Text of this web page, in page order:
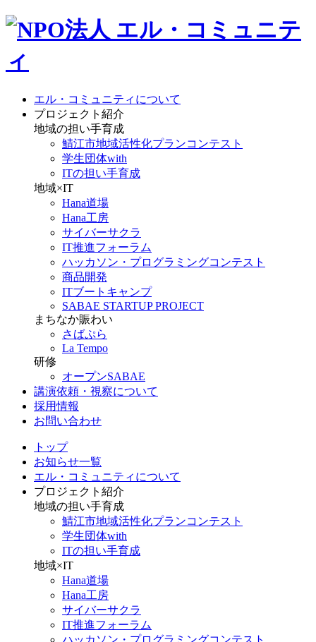
エル・コミュニティについて
プロジェクト紹介
地域の担い手育成
鯖江市地域活性化プランコンテスト
学生団体with
ITの担い手育成
地域×IT
Hana道場
Hana工房
サイバーサクラ
IT推進フォーラム
ハッカソン・プログラミングコンテスト
商品開発
ITブートキャンプ
SABAE STARTUP PROJECT
まちなか賑わい
さばぷら
La Tempo
研修
オープンSABAE
講演依頼・視察について
採用情報
お問い合わせ
トップ
お知らせ一覧
エル・コミュニティについて
プロジェクト紹介
地域の担い手育成
鯖江市地域活性化プランコンテスト
学生団体with
ITの担い手育成
地域×IT
Hana道場
Hana工房
サイバーサクラ
IT推進フォーラム
ハッカソン・プログラミングコンテスト